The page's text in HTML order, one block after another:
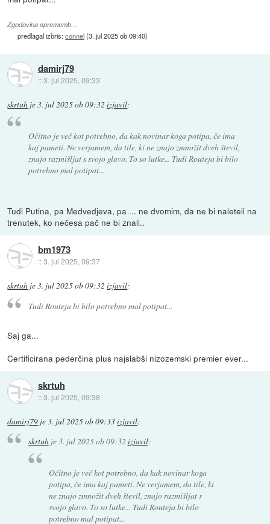
Zgodovina sprememb…
predlagal izbris:connel(3. jul 2025 ob 09:40)
damirj79
::3. jul 2025, 09:33
skrtuh je3. jul 2025 ob 09:32 izjavil:
Očitno je več kot potrebno, da kak novinar koga potipa, če ima
kaj pameti. Ne verjamem, da tile, ki ne znajo zmnožit dveh števil,
znajo razmišljat s svojo glavo. To so lutke... Tudi Routeja bi bilo
potrebno mal potipat...
Tudi Putina, pa Medvedjeva, pa ... ne dvomim, da ne bi naleteli na
trenutek, ko nečesa pač ne bi znali..
bm1973
::3. jul 2025, 09:37
skrtuh je3. jul 2025 ob 09:32 izjavil:
Tudi Routeja bi bilo potrebno mal potipat...
Saj ga...
Certificirana pederčina plus najslabši nizozemski premier ever...
skrtuh
::3. jul 2025, 09:38
damirj79 je3. jul 2025 ob 09:33izjavil:
skrtuhje3. jul 2025 ob 09:32 izjavil:
Očitno je več kot potrebno, da kak novinar koga
potipa, če ima kaj pameti. Ne verjamem, da tile, ki
ne znajo zmnožit dveh števil, znajo razmišljat s
svojo glavo. To so lutke... Tudi Routeja bi bilo
potrebno mal potipat...